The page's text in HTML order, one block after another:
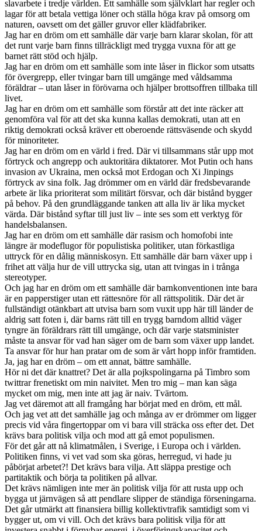
slavarbete i tredje världen. Ett samhälle som självklart har regler och
lagar för att betala vettiga löner och ställa höga krav på omsorg om
naturen, oavsett om det gäller gruvor eller klädfabriker.
Jag har en dröm om ett samhälle där varje barn klarar skolan, för att
det runt varje barn finns tillräckligt med trygga vuxna för att ge
barnet rätt stöd och hjälp.
Jag har en dröm om ett samhälle som inte låser in flickor som utsatts
för övergrepp, eller tvingar barn till umgänge med våldsamma
föräldrar – utan låser in förövarna och hjälper brottsoffren tillbaka till
livet.
Jag har en dröm om ett samhälle som förstår att det inte räcker att
genomföra val för att det ska kunna kallas demokrati, utan att en
riktig demokrati också kräver ett oberoende rättsväsende och skydd
för minoriteter.
Jag har en dröm om en värld i fred. Där vi tillsammans står upp mot
förtryck och angrepp och auktoritära diktatorer. Mot Putin och hans
invasion av Ukraina, men också mot Erdogan och Xi Jinpings
förtryck av sina folk. Jag drömmer om en värld där fredsbevarande
arbete är lika prioriterat som militärt försvar, och där bistånd bygger
på behov. På den grundläggande tanken att alla liv är lika mycket
värda. Där bistånd syftar till just liv – inte ses som ett verktyg för
handelsbalansen.
Jag har en dröm om ett samhälle där rasism och homofobi inte
längre är modeflugor för populistiska politiker, utan förkastliga
uttryck för en dålig människosyn. Ett samhälle där barn växer upp i
frihet att välja hur de vill uttrycka sig, utan att tvingas in i trånga
stereotyper.
Och jag har en dröm om ett samhälle där barnkonventionen inte bara
är en papperstiger utan ett rättesnöre för all rättspolitik. Där det är
fullständigt otänkbart att utvisa barn som vuxit upp här till länder de
aldrig satt foten i, där barns rätt till en trygg barndom alltid väger
tyngre än föräldrars rätt till umgänge, och där varje statsminister
måste ta ansvar för vad han säger om de barn som växer upp landet.
Ta ansvar för hur han pratar om de som är vårt hopp inför framtiden.
Ja, jag har en dröm – om ett annat, bättre samhälle.
Hör ni det där knattret? Det är alla pojkspolingarna på Timbro som
twittrar frenetiskt om min naivitet. Men tro mig – man kan säga
mycket om mig, men inte att jag är naiv. Tvärtom.
Jag vet däremot att all framgång har börjat med en dröm, ett mål.
Och jag vet att det samhälle jag och många av er drömmer om ligger
precis vid våra fingertoppar om vi bara vill sträcka oss efter det. Det
krävs bara politisk vilja och mod att gå emot populismen.
För det går att nå klimatmålen, i Sverige, i Europa och i världen.
Politiken finns, vi vet vad som ska göras, herregud, vi hade ju
påbörjat arbetet?! Det krävs bara vilja. Att släppa prestige och
partitaktik och börja ta politiken på allvar.
Det krävs nämligen inte mer än politisk vilja för att rusta upp och
bygga ut järnvägen så att pendlare slipper de ständiga förseningarna.
Det går utmärkt att finansiera billig kollektivtrafik samtidigt som vi
bygger ut, om vi vill. Och det krävs bara politisk vilja för att